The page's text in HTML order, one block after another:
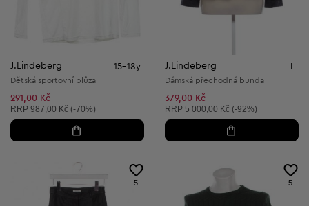
J.Lindeberg 15-18y
Dětská sportovní blůza
291,00 Kč
Doporučená cena:
RRP 987,00 Kč (-70%)
J.Lindeberg L
Dámská přechodná bunda
379,00 Kč
Doporučená cena:
RRP 5 000,00 Kč (-92%)
5 5